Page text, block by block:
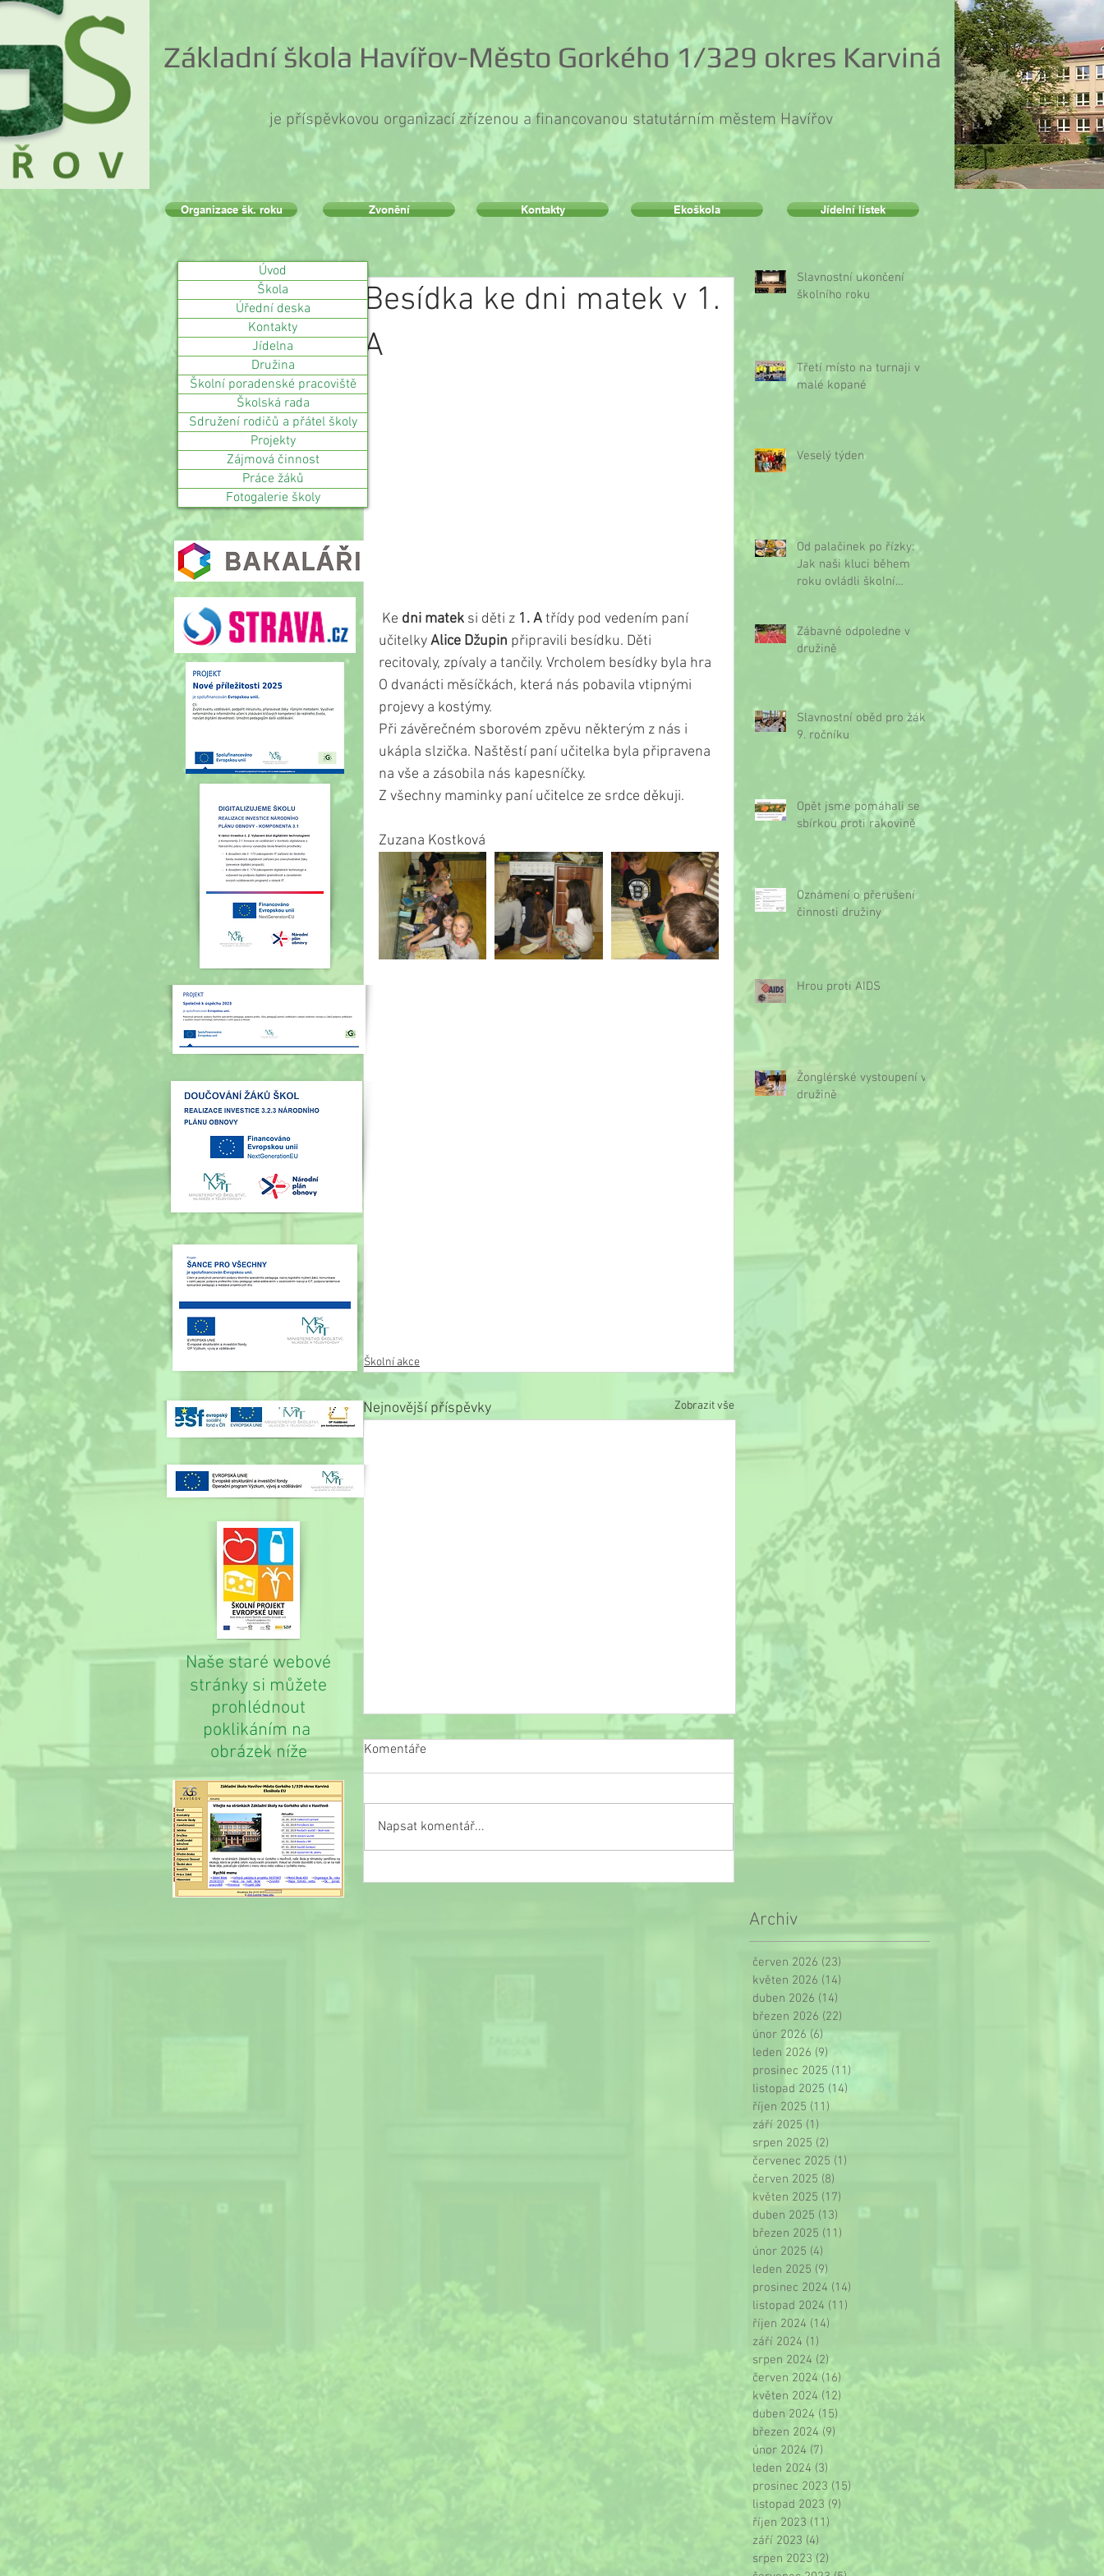
Základní škola Havířov-Město Gorkého 1/329 okres Karviná
je příspěvkovou organizací zřízenou a financovanou statutárním městem Havířov
Besídka ke dni matek v 1.
A
Ke dni matek si děti z 1. A třídy pod vedením paní
učitelky Alice Džupin připravili besídku. Děti
recitovaly, zpívaly a tančily. Vrcholem besídky byla hra
O dvanácti měsíčkách, která nás pobavila vtipnými
projevy a kostýmy.
Při závěrečném sborovém zpěvu některým z nás i
ukápla slzička. Naštěstí paní učitelka byla připravena
na vše a zásobila nás kapesníčky.
Z všechny maminky paní učitelce ze srdce děkuji.
Zuzana Kostková
Školní akce
Nejnovější příspěvky Zobrazit vše
Komentáře
Napsat komentář...
Slavnostní ukončení
školního roku
Třetí místo na turnaji v
malé kopané
Veselý týden
Od palačinek po řízky:
Jak naši kluci během
roku ovládli školní
kuchyňku
Zábavné odpoledne v
družině
Slavnostní oběd pro žáky
9. ročníku
Opět jsme pomáhali se
sbírkou proti rakovině
Oznámení o přerušení
činnosti družiny
Hrou proti AIDS
Žonglérské vystoupení v
družině
Archiv
červen 2026 (23)
květen 2026 (14)
duben 2026 (14)
březen 2026 (22)
únor 2026 (6) 6 příspěvků
leden 2026 (9)
prosinec 2025 (11)
listopad 2025 (14)
říjen 2025 (11)
září 2025 (1)
srpen 2025 (2)
červenec 2025 (1)
červen 2025 (8)
květen 2025 (17)
duben 2025 (13)
březen 2025 (11)
únor 2025 (4)
leden 2025 (9)
prosinec 2024 (14)
listopad 2024 (11)
říjen 2024 (14)
září 2024 (1)
srpen 2024 (2)
červen 2024 (16) 16 příspěvků
květen 2024 (12)
duben 2024 (15)
březen 2024 (9)
únor 2024 (7)
leden 2024 (3) 3 příspěvky
prosinec 2023 (15)
listopad 2023 (9)
říjen 2023 (11)
září 2023 (4)
srpen 2023 (2)
Organizace šk. roku Zvonění Kontakty Ekoškola Jídelní lístek
Naše staré webové
stránky si můžete
prohlédnout
poklikáním na
obrázek níže
Úvod
Škola
Úřední deska
Kontakty
Jídelna
Družina
Školní poradenské pracoviště
Školská rada
Sdružení rodičů a přátel školy
Projekty
Zájmová činnost
Práce žáků
Fotogalerie školy